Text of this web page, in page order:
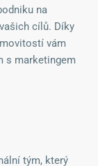
na
cílů. Díky
vám
s marketingem
tým, který